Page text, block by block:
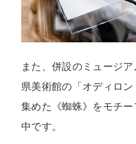
また、併設のミュージ
県美術館の「オディロ
集めた《蜘蛛》をモチ
中です。